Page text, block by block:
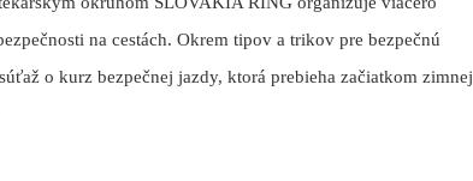
na cestách. Okrem tipov a trikov pre bezpečnú
o kurz bezpečnej jazdy, ktorá prebieha začiatkom zimnej